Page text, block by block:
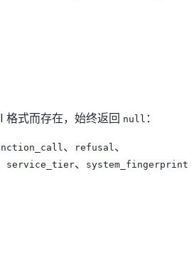
格式而存在，始终返回 null ：
、 refusal、
service_tier、 system_fingerprint